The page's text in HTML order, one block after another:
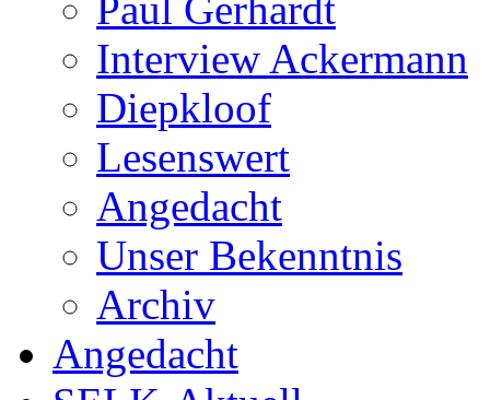
Interview Ackermann
Diepkloof
Lesenswert
Angedacht
Unser Bekenntnis
Archiv
Angedacht